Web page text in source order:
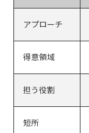
アプローチ
得意領域
担う役割
短所